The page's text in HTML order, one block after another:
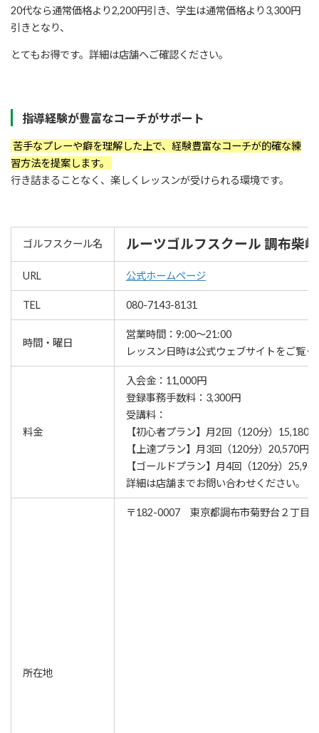
20代なら通常価格より2,200円引き、学生は通常価格より3,300円
引きとなり、
とてもお得です。詳細は店舗へご確認ください。
指導経験が豊富なコーチがサポート
苦手なプレーや癖を理解した上で、経験豊富なコーチが的確な練
習方法を提案します。
行き詰まることなく、楽しくレッスンが受けられる環境です。
ゴルフスクール名 ルーツゴルフスクール 調布柴
URL 公式ホームページ
TEL 080-7143-8131
時間・曜日
営業時間：9:00～21:00
レッスン⽇時は公式ウェブサイトをご覧く
料金
入会金：11,000円
登録事務手数料：3,300円
受講料：
【初心者プラン】月2回（120分）15,180円
【上達プラン】月3回（120分）20,570円
【ゴールドプラン】月4回（120分）
詳細は店舗までお問い合わせください。
所在地
〒182-0007 東京都調布市菊野台２丁目